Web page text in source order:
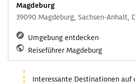
Magdeburg
39090 Magdeburg, Sachsen-Anhalt,
Umgebung entdecken
Reiseführer Magdeburg
Interessante Destinationen auf